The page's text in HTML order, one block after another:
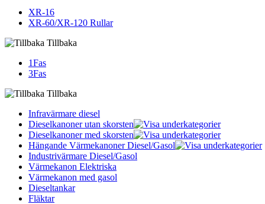
XR-16
XR-60/XR-120 Rullar
Tillbaka
1Fas
3Fas
Tillbaka
Infravärmare diesel
Dieselkanoner utan skorsten
Dieselkanoner med skorsten
Hängande Värmekanoner Diesel/Gasol
Industrivärmare Diesel/Gasol
Värmekanon Elektriska
Värmekanon med gasol
Dieseltankar
Fläktar